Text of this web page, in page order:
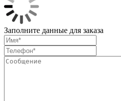
Заполните данные для заказа